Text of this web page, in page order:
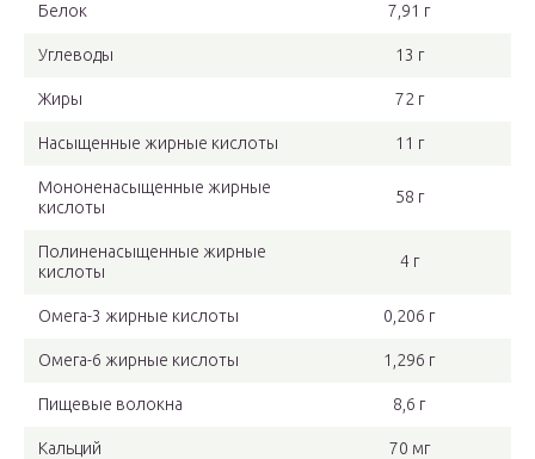
Белок 7,91 г
Углеводы 13 г
Жиры 72 г
Насыщенные жирные кислоты 11 г
Мононенасыщенные жирные
кислоты
58 г
Полиненасыщенные жирные
кислоты
4 г
Омега-3 жирные кислоты 0,206 г
Омега-6 жирные кислоты 1,296 г
Пищевые волокна 8,6 г
Кальций 70 мг